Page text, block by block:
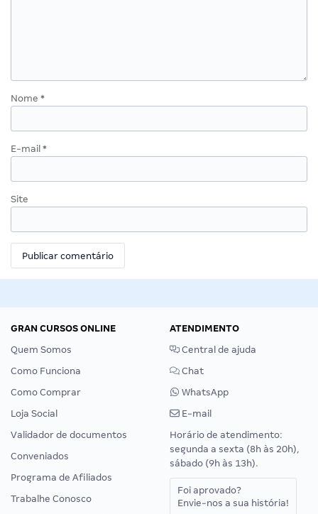
Nome *
E-mail *
Site
GRAN CURSOS ONLINE
Quem Somos
Como Funciona
Como Comprar
Loja Social
Validador de documentos
Conveniados
Programa de Afiliados
Trabalhe Conosco
ATENDIMENTO
Central de ajuda
Chat
WhatsApp
E-mail
Horário de atendimento:
segunda a sexta (8h às 20h),
sábado (9h às 13h).
Foi aprovado?
Envie-nos a sua história!